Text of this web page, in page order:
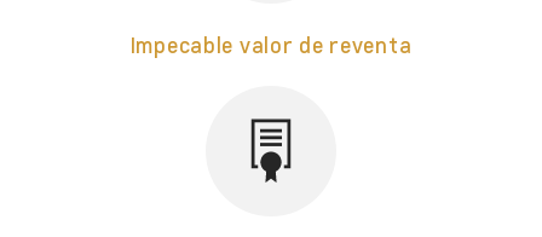
Impecable valor de reventa